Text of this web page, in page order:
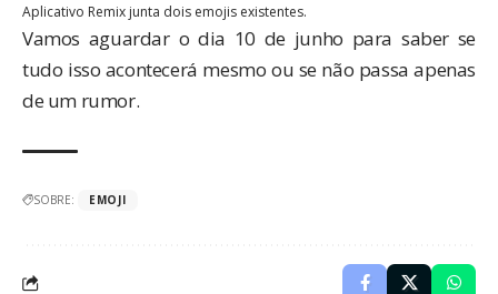
Aplicativo Remix junta dois emojis existentes.
Vamos aguardar o dia 10 de junho para saber se
tudo isso acontecerá mesmo ou se não passa apenas
de um rumor.
SOBRE: EMOJI